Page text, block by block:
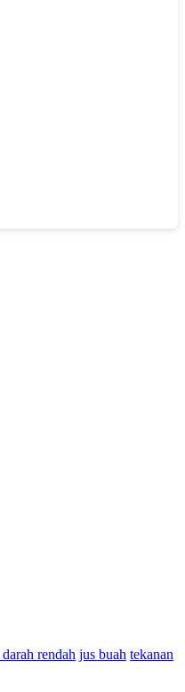
rendah jus buah tekanan